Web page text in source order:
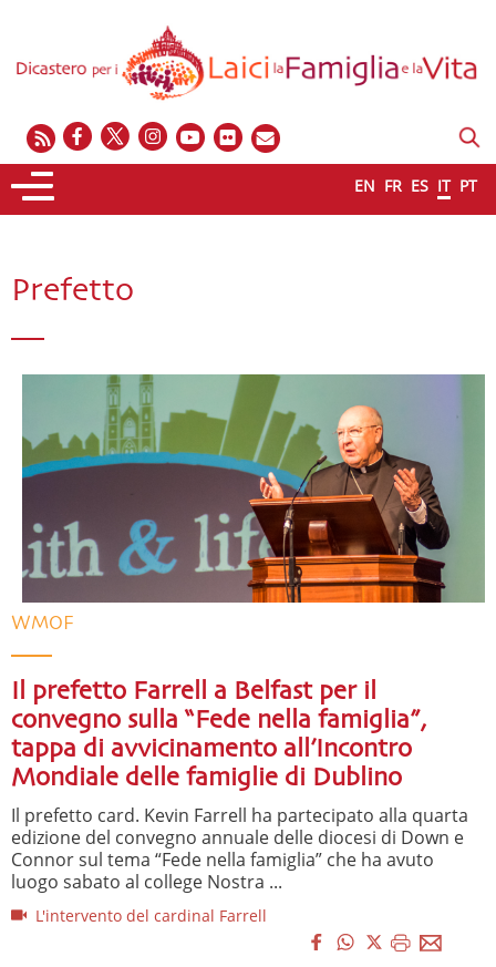
EN FR ES IT PT
Prefetto
WMOF
Il prefetto Farrell a Belfast per il
convegno sulla “Fede nella famiglia”,
tappa di avvicinamento all’Incontro
Mondiale delle famiglie di Dublino
Il prefetto card. Kevin Farrell ha partecipato alla quarta
edizione del convegno annuale delle diocesi di Down e
Connor sul tema “Fede nella famiglia” che ha avuto
luogo sabato al college Nostra ...
L'intervento del cardinal Farrell